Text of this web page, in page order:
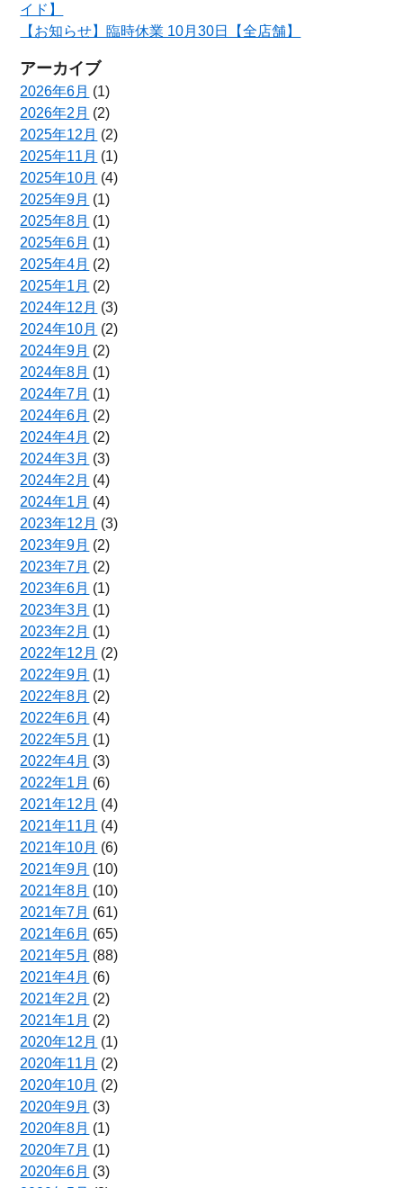
イド】
【お知らせ】臨時休業 10月30日【全店舗】
アーカイブ
2026年6月 (1)
2026年2月 (2)
2025年12月 (2)
2025年11月 (1)
2025年10月 (4)
2025年9月 (1)
2025年8月 (1)
2025年6月 (1)
2025年4月 (2)
2025年1月 (2)
2024年12月 (3)
2024年10月 (2)
2024年9月 (2)
2024年8月 (1)
2024年7月 (1)
2024年6月 (2)
2024年4月 (2)
2024年3月 (3)
2024年2月 (4)
2024年1月 (4)
2023年12月 (3)
2023年9月 (2)
2023年7月 (2)
2023年6月 (1)
2023年3月 (1)
2023年2月 (1)
2022年12月 (2)
2022年9月 (1)
2022年8月 (2)
2022年6月 (4)
2022年5月 (1)
2022年4月 (3)
2022年1月 (6)
2021年12月 (4)
2021年11月 (4)
2021年10月 (6)
2021年9月 (10)
2021年8月 (10)
2021年7月 (61)
2021年6月 (65)
2021年5月 (88)
2021年4月 (6)
2021年2月 (2)
2021年1月 (2)
2020年12月 (1)
2020年11月 (2)
2020年10月 (2)
2020年9月 (3)
2020年8月 (1)
2020年7月 (1)
2020年6月 (3)